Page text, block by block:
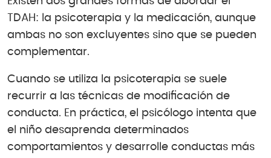
TDAH: la psicoterapia y la medicación, aunque
ambas no son excluyentes sino que se pueden
complementar.
Cuando se utiliza la psicoterapia se suele
recurrir a las técnicas de modificación de
conducta. En práctica, el psicólogo intenta que
el niño desaprenda determinados
comportamientos y desarrolle conductas más